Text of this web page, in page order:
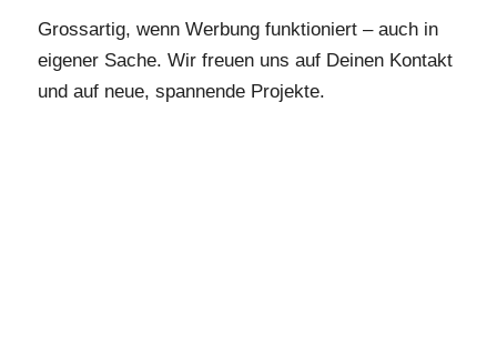
Grossartig, wenn Werbung funktioniert – auch in
eigener Sache. Wir freuen uns auf Deinen Kontakt
und auf neue, spannende Projekte.